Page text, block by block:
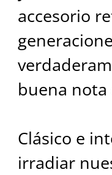
accesorio
buena nota
Clásico e
irradiar